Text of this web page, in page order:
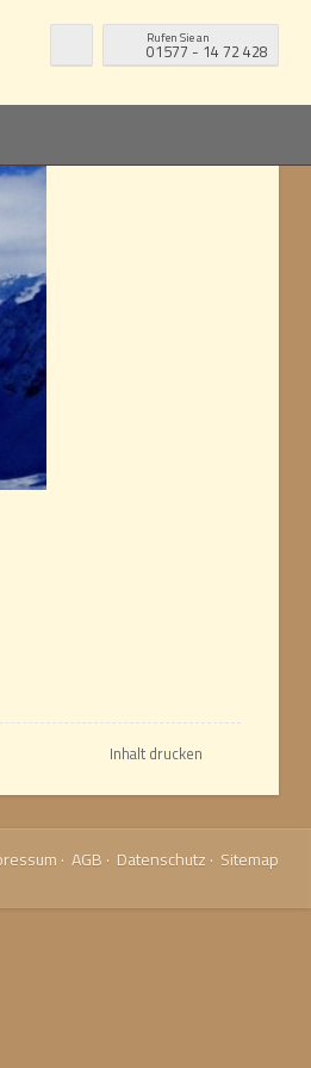
Rufen Sie an
01577 - 14 72 428
Inhalt drucken
·AGB · Datenschutz · Sitemap